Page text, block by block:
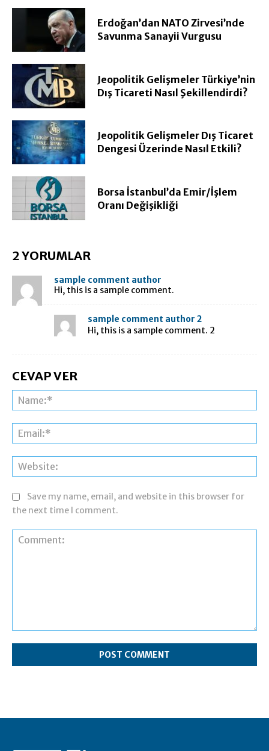
Erdoğan’dan NATO Zirvesi’nde
Savunma Sanayii Vurgusu
Jeopolitik Gelişmeler Türkiye’nin
Dış Ticareti Nasıl Şekillendirdi?
Jeopolitik Gelişmeler Dış Ticaret
Dengesi Üzerinde Nasıl Etkili?
Borsa İstanbul’da Emir/İşlem
Oranı Değişikliği
2 YORUMLAR
sample comment author
Hi, this is a sample comment.
sample comment author 2
Hi, this is a sample comment. 2
CEVAP VER
Save my name, email, and website in this browser for
the next time I comment.